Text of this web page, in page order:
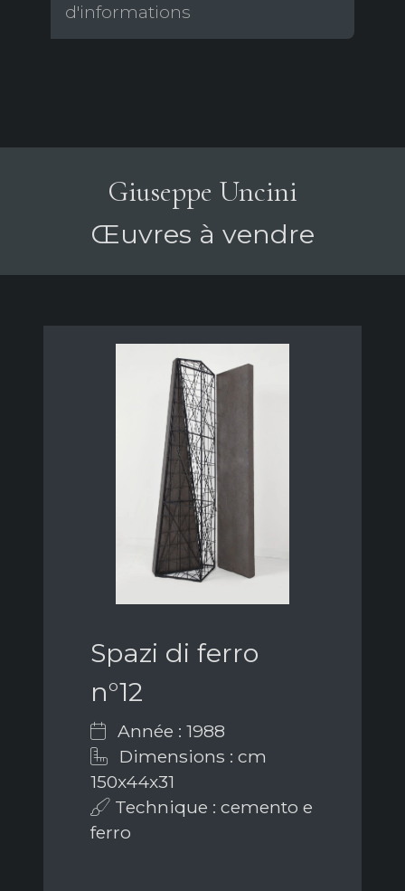
d'informations
Giuseppe Uncini
Œuvres à vendre
Spazi di ferro
n°12
Année : 1988
Dimensions : cm
150x44x31
Technique : cemento e
ferro